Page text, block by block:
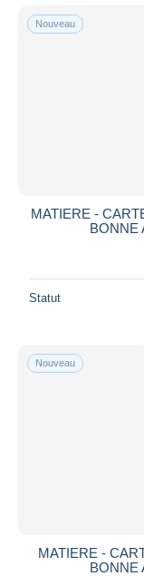
Nouveau
MATIERE -
BONNE
Statut
Nouveau
MATIERE -
BONNE